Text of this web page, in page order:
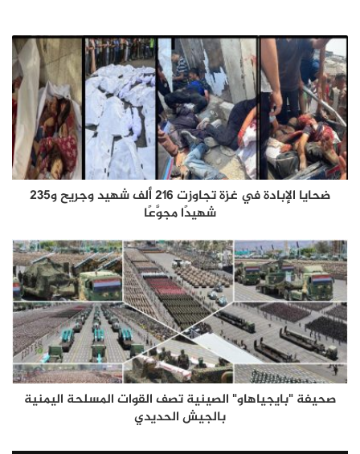
ضحايا الإبادة في غزة تجاوزت 216 ألف شهيد وجريح و235
شهيدًا مجوَّعًا
صحيفة "بايجياهاو" الصينية تصف القوات المسلحة اليمنية
بالجيش الحديدي